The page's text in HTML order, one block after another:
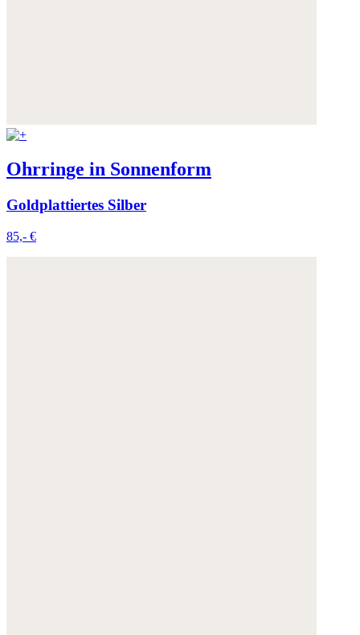
Ohrringe in Sonnenform
Goldplattiertes Silber
85,- €